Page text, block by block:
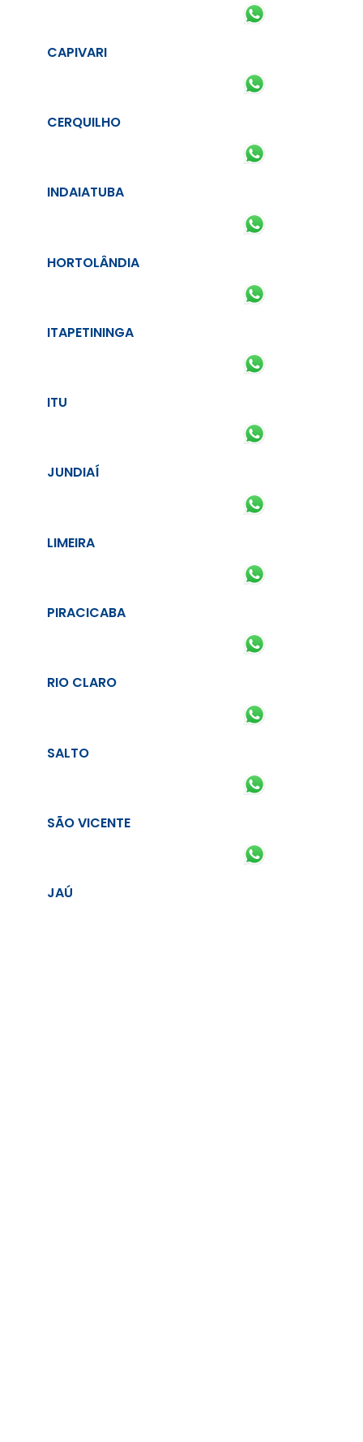
CAPIVARI
CERQUILHO
INDAIATUBA
HORTOLÂNDIA
ITAPETININGA
ITU
JUNDIAÍ
LIMEIRA
PIRACICABA
RIO CLARO
SALTO
SÃO VICENTE
JAÚ